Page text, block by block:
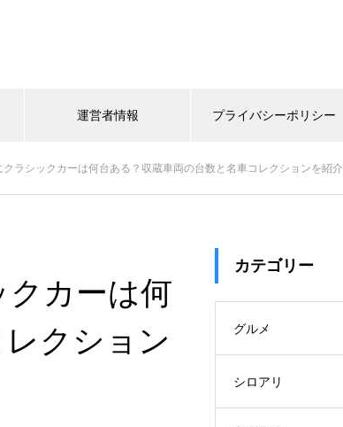
運営者情報 プライバシーポリシー
ラシックカーは何台ある？収蔵車両の台数と名車コレクションを紹介
カーは何
クション
カテゴリー
グルメ
シロアリ